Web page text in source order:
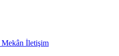
Mekân İletişim